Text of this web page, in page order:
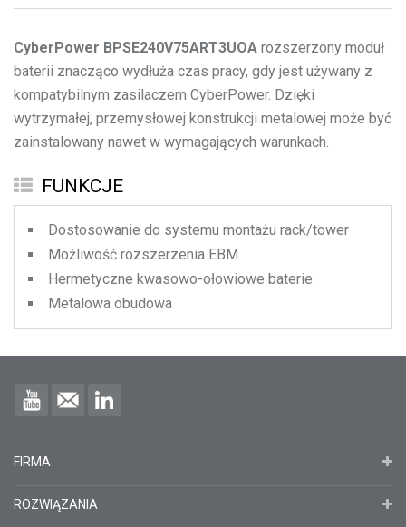
CyberPower BPSE240V75ART3UOA rozszerzony moduł
baterii znacząco wydłuża czas pracy, gdy jest używany z
kompatybilnym zasilaczem CyberPower. Dzięki
wytrzymałej, przemysłowej konstrukcji metalowej może być
zainstalowany nawet w wymagających warunkach.
FUNKCJE
Dostosowanie do systemu montażu rack/tower
Możliwość rozszerzenia EBM
Hermetyczne kwasowo-ołowiowe baterie
Metalowa obudowa
FIRMA
ROZWIĄZANIA